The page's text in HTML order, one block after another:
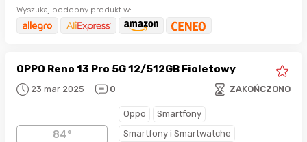
Wyszukaj podobny produkt w:
OPPO Reno 13 Pro 5G 12/512GB Fioletowy
23 mar 2025 0 ZAKOŃCZONO
84°
Oppo
Smartfony
Smartfony i Smartwatche